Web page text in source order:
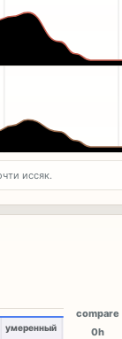
иссяк.
умеренный
compare
0h